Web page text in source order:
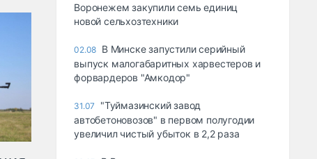
Воронежем закупили семь единиц
новой сельхозтехники
02.08 В Минске запустили серийный
выпуск малогабаритных харвестеров и
форвардеров "Амкодор"
31.07
"Туймазинский завод
автобетоновозов" в первом полугодии
увеличил чистый убыток в 2,2 раза